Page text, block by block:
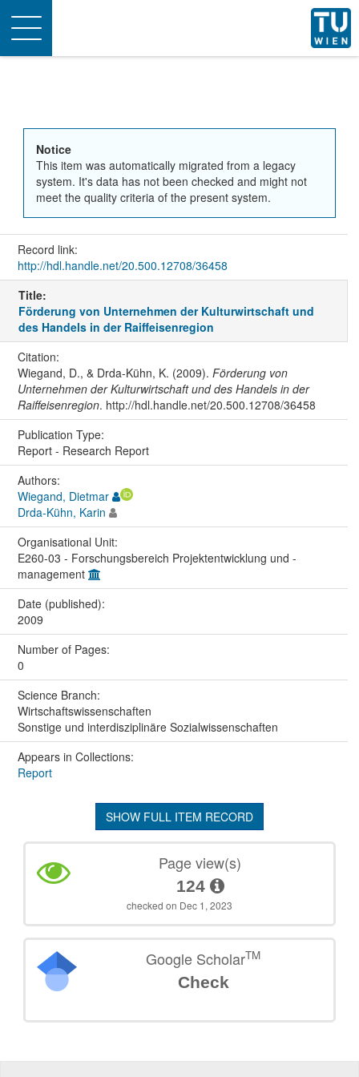
Toggle
navigation
Notice
This item was automatically migrated from a legacy
system. It's data has not been checked and might not
meet the quality criteria of the present system.
Record link:
http://hdl.handle.net/20.500.12708/36458
Title:
Förderung von Unternehmen der Kulturwirtschaft und
des Handels in der Raiffeisenregion
Citation:
Wiegand, D., & Drda-Kühn, K. (2009). Förderung von
Unternehmen der Kulturwirtschaft und des Handels in der
Raiffeisenregion. http://hdl.handle.net/20.500.12708/36458
Publication Type:
Report - Research Report
Authors:
Wiegand, Dietmar
Drda-Kühn, Karin
Organisational Unit:
E260-03 - Forschungsbereich Projektentwicklung und -
management
Date (published):
2009
Number of Pages:
0
Science Branch:
Wirtschaftswissenschaften
Sonstige und interdisziplinäre Sozialwissenschaften
Appears in Collections:
Report
SHOW FULL ITEM RECORD
Page view(s)
124
checked on Dec 1, 2023
Google ScholarTM
Check